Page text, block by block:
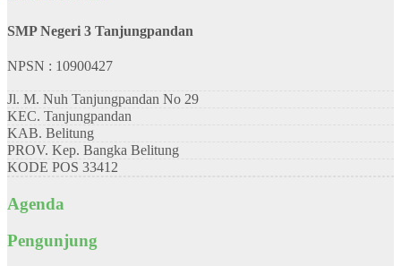
SMP Negeri 3 Tanjungpandan
NPSN : 10900427
Jl. M. Nuh Tanjungpandan No 29
KEC. Tanjungpandan
KAB. Belitung
PROV. Kep. Bangka Belitung
KODE POS 33412
Agenda
Pengunjung